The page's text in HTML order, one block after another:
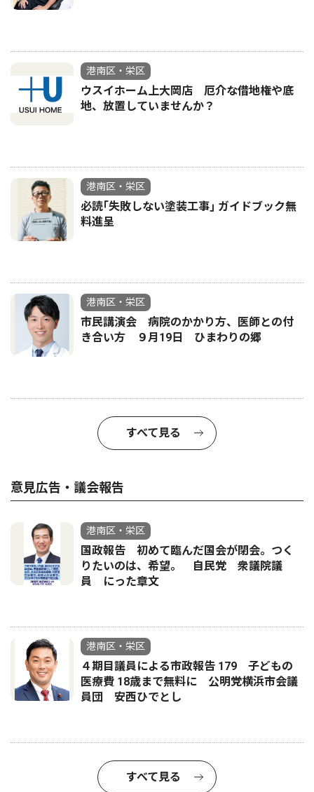
港南区・栄区
ウスイホーム上大岡店 厄介な借地権や底
地、放置していませんか？
港南区・栄区
必読｢失敗しない塗装工事｣ ガイドブック無
料進呈
港南区・栄区
市民講演会 病院のかかり方、医師との付
き合い方 ９月19日 ひまわりの郷
すべて見る
意見広告・議会報告
港南区・栄区
国政報告 初めて臨んだ国会が閉会。つく
りたいのは、希望。 自民党 衆議院議
員 にった章文
港南区・栄区
４期目議員による市政報告 179 子どもの
医療費 18歳まで無料に 公明党横浜市会議
員団 安西ひでとし
すべて見る